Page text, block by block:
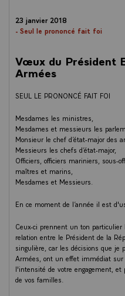
23 janvier 2018
- Seul le prononcé fait foi
Vœux du Président
Armées
SEUL LE PRONONCÉ FAIT FOI
Mesdames les ministres,
Mesdames et messieurs les
Monsieur le chef d’état-major des
Messieurs les chefs d’état-major,
Officiers, officiers mariniers, sous-
maîtres et marins,
Mesdames et Messieurs.
En ce moment de l’année il est
Ceux-ci prennent un ton
relation entre le Président de la
singulière, car les décisions que je
Armées, ont un effet immédiat
l'intensité de votre engagement,
de vos familles.